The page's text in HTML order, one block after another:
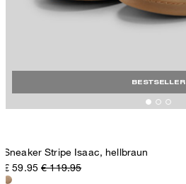
BESTSELLER
Sneaker Stripe Isaac, hellbraun
€ 59.95 € 119.95